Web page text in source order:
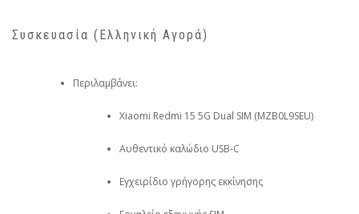
Συσκευασία (Ελληνική Αγορά)
Περιλαμβάνει:
Xiaomi Redmi 15 5G Dual SIM (MZB0L9SEU)
Αυθεντικό καλώδιο USB-C
Εγχειρίδιο γρήγορης εκκίνησης